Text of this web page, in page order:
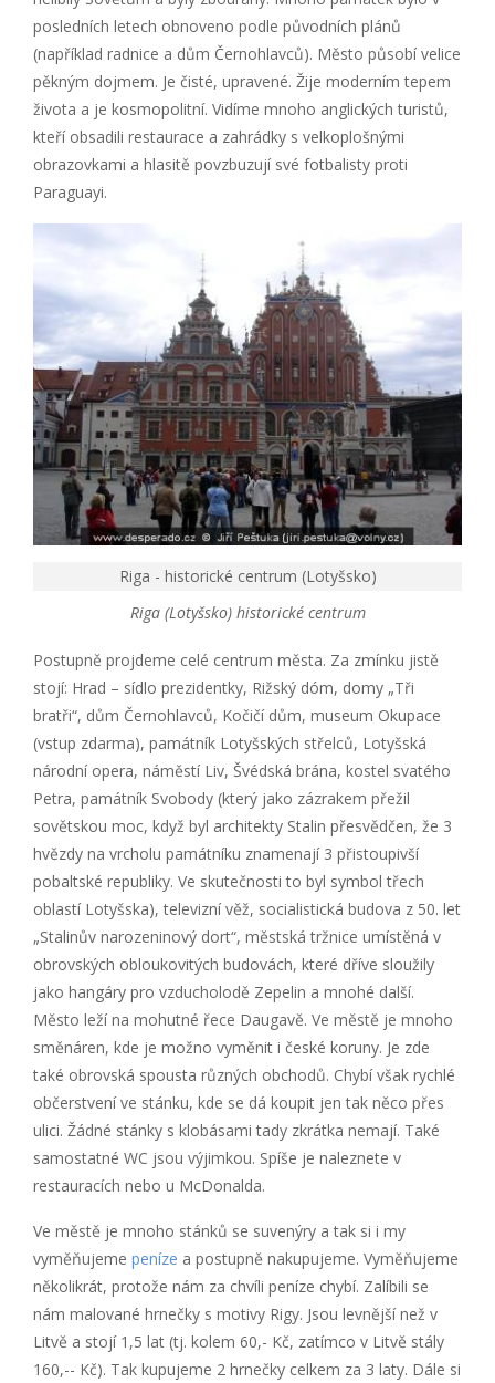
posledních letech obnoveno podle původních plánů
(například radnice a dům Černohlavců). Město působí velice
pěkným dojmem. Je čisté, upravené. Žije moderním tepem
života a je kosmopolitní. Vidíme mnoho anglických turistů,
kteří obsadili restaurace a zahrádky s velkoplošnými
obrazovkami a hlasitě povzbuzují své fotbalisty proti
Paraguayi.
Riga - historické centrum (Lotyšsko)
Riga (Lotyšsko) historické centrum
Postupně projdeme celé centrum města. Za zmínku jistě
stojí: Hrad – sídlo prezidentky, Rižský dóm, domy „Tři
bratři“, dům Černohlavců, Kočičí dům, museum Okupace
(vstup zdarma), památník Lotyšských střelců, Lotyšská
národní opera, náměstí Liv, Švédská brána, kostel svatého
Petra, památník Svobody (který jako zázrakem přežil
sovětskou moc, když byl architekty Stalin přesvědčen, že 3
hvězdy na vrcholu památníku znamenají 3 přistoupivší
pobaltské republiky. Ve skutečnosti to byl symbol třech
oblastí Lotyšska), televizní věž, socialistická budova z 50. let
„Stalinův narozeninový dort“, městská tržnice umístěná v
obrovských obloukovitých budovách, které dříve sloužily
jako hangáry pro vzducholodě Zepelin a mnohé další.
Město leží na mohutné řece Daugavě. Ve městě je mnoho
směnáren, kde je možno vyměnit i české koruny. Je zde
také obrovská spousta různých obchodů. Chybí však rychlé
občerstvení ve stánku, kde se dá koupit jen tak něco přes
ulici. Žádné stánky s klobásami tady zkrátka nemají. Také
samostatné WC jsou výjimkou. Spíše je naleznete v
restauracích nebo u McDonalda.
Ve městě je mnoho stánků se suvenýry a tak si i my
vyměňujeme peníze a postupně nakupujeme. Vyměňujeme
několikrát, protože nám za chvíli peníze chybí. Zalíbili se
nám malované hrnečky s motivy Rigy. Jsou levnější než v
Litvě a stojí 1,5 lat (tj. kolem 60,- Kč, zatímco v Litvě stály
160,-- Kč). Tak kupujeme 2 hrnečky celkem za 3 laty. Dále si